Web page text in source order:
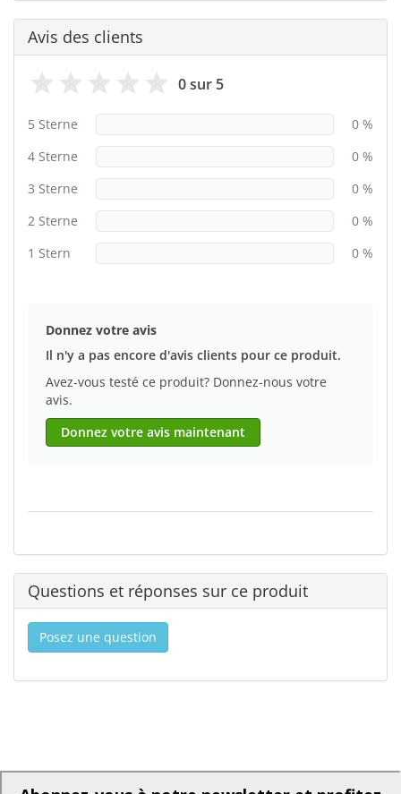
Avis des clients
0 sur 5
5 Sterne
0 %
4 Sterne
0 %
3 Sterne
0 %
2 Sterne
0 %
1 Stern
0 %
Donnez votre avis
Il n'y a pas encore d'avis clients pour ce produit.
Avez-vous testé ce produit? Donnez-nous votre
avis.
Donnez votre avis maintenant
Questions et réponses sur ce produit
Posez une question